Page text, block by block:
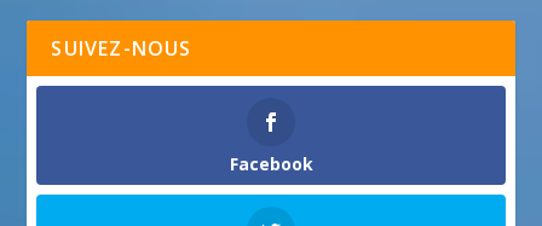
SUIVEZ-NOUS
Facebook